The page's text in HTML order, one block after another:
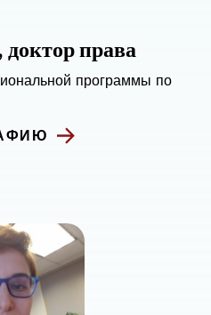
права
программы по